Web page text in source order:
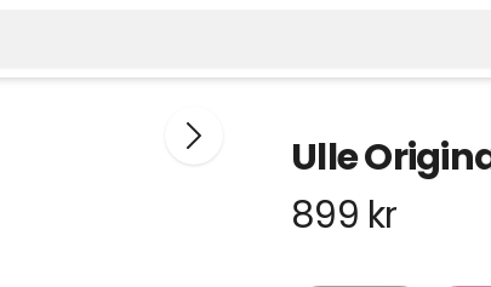
Ulle
899 kr